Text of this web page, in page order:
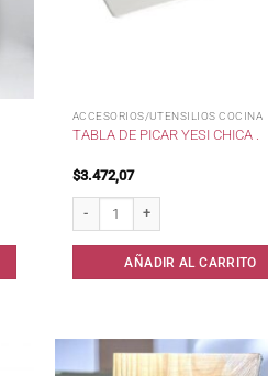
ACCESORIOS/UTENSILIOS COCINA
TABLA DE PICAR YESI CHICA .
$3.472,07
AÑADIR AL CARRITO